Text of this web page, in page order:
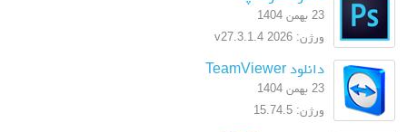
23 بهمن 1404
ورژن: 2026 v27.3.1.4
دانلود TeamViewer
23 بهمن 1404
ورژن: 15.74.5